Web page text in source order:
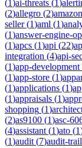
(1)ai-threats (1)
(2)allegro (2)amazon
seller(1)aml (1)
(1)answer-engine-
(1)apcs (1)api (22)
integration (4)api-
(1)app-development
(1)app-store (1)
(1)applications (1)
(1)appraisals (1)
shopping (1)
(2)as9100 (1)asc-
(4)assistant (1)ato (1
(1)audit (7)audit-trail